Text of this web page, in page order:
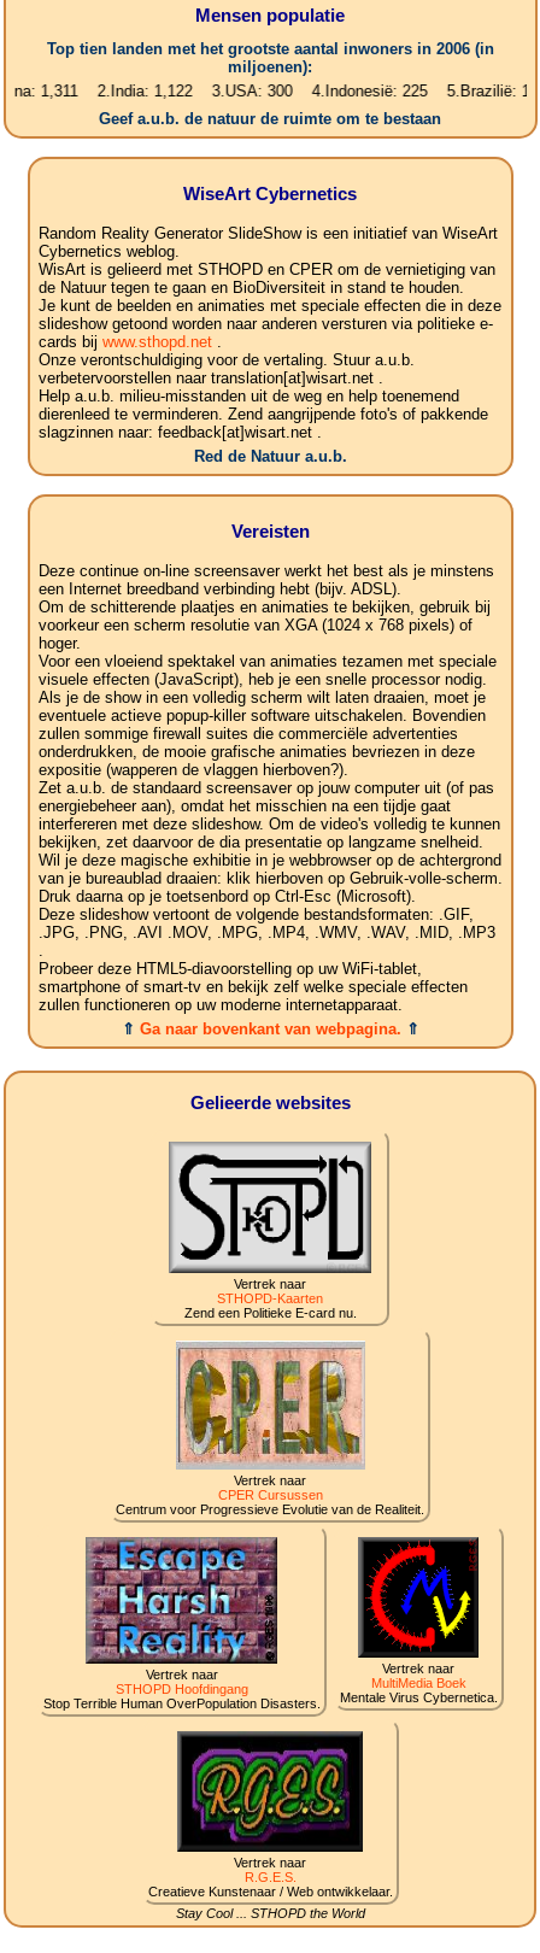
Mensen populatie
Top tien landen met het grootste aantal inwoners in 2006 (in
miljoenen):
2.India: 1,122 3.USA: 300 4.Indonesië: 225 5.Brazilië: 187
Geef a.u.b. de natuur de ruimte om te bestaan
WiseArt Cybernetics
Random Reality Generator SlideShow is een initiatief van WiseArt
Cybernetics weblog.
WisArt is gelieerd met STHOPD en CPER om de vernietiging van
de Natuur tegen te gaan en BioDiversiteit in stand te houden.
Je kunt de beelden en animaties met speciale effecten die in deze
slideshow getoond worden naar anderen versturen via politieke e-
cards bij www.sthopd.net.
Onze verontschuldiging voor de vertaling. Stuur a.u.b.
verbetervoorstellen naar translation[at]wisart.net .
Help a.u.b. milieu-misstanden uit de weg en help toenemend
dierenleed te verminderen. Zend aangrijpende foto's of pakkende
slagzinnen naar: feedback[at]wisart.net .
Red de Natuur a.u.b.
Vereisten
Deze continue on-line screensaver werkt het best als je minstens
een Internet breedband verbinding hebt (bijv. ADSL).
Om de schitterende plaatjes en animaties te bekijken, gebruik bij
voorkeur een scherm resolutie van XGA (1024 x 768 pixels) of
hoger.
Voor een vloeiend spektakel van animaties tezamen met speciale
visuele effecten (JavaScript), heb je een snelle processor nodig.
Als je de show in een volledig scherm wilt laten draaien, moet je
eventuele actieve popup-killer software uitschakelen. Bovendien
zullen sommige firewall suites die commerciële advertenties
onderdrukken, de mooie grafische animaties bevriezen in deze
expositie (wapperen de vlaggen hierboven?).
Zet a.u.b. de standaard screensaver op jouw computer uit (of pas
energiebeheer aan), omdat het misschien na een tijdje gaat
interfereren met deze slideshow. Om de video's volledig te kunnen
bekijken, zet daarvoor de dia presentatie op langzame snelheid.
Wil je deze magische exhibitie in je webbrowser op de achtergrond
van je bureaublad draaien: klik hierboven op Gebruik-volle-scherm.
Druk daarna op je toetsenbord op Ctrl-Esc (Microsoft).
Deze slideshow vertoont de volgende bestandsformaten: .GIF,
.JPG, .PNG, .AVI .MOV, .MPG, .MP4, .WMV, .WAV, .MID, .MP3
.
Probeer deze HTML5-diavoorstelling op uw WiFi-tablet,
smartphone of smart-tv en bekijk zelf welke speciale effecten
zullen functioneren op uw moderne internetapparaat.
⇑ Ga naar bovenkant van webpagina. ⇑
Gelieerde websites
Vertrek naar
STHOPD-Kaarten
Zend een Politieke E-card nu.
Vertrek naar
CPER Cursussen
Centrum voor Progressieve Evolutie van de Realiteit.
Vertrek naar
STHOPD Hoofdingang
Stop Terrible Human OverPopulation Disasters.
Vertrek naar
MultiMedia Boek
Mentale Virus Cybernetica.
Vertrek naar
R.G.E.S.
Creatieve Kunstenaar / Web ontwikkelaar.
Stay Cool ... STHOPD the World